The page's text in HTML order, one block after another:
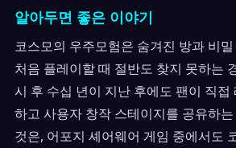
알아두면 좋은 이야기
코스모의 우주모험은 숨겨진 방과 비
처음 플레이할 때 절반도 찾지 못하는
시 후 수십 년이 지난 후에도 팬이 직
하고 사용자 창작 스테이지를 공유하
것은, 어포지 셰어웨어 게임 중에서도